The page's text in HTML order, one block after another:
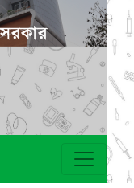
সরকার